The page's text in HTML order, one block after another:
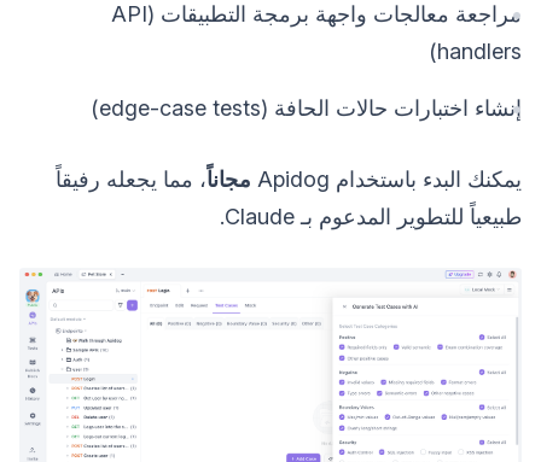
مراجعة معالجات واجهة برمجة التطبيقات (API
handlers)
إنشاء اختبارات حالات الحافة (edge-case tests)
يمكنك البدء باستخدام Apidog مجاناً، مما يجعله رفيقاً
طبيعياً للتطوير المدعوم بـ Claude.